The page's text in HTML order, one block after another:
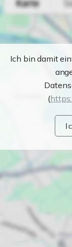
Ich bin damit
(